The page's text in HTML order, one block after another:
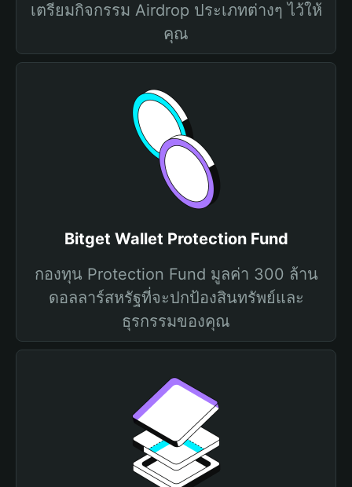
เตรียมกิจกรรม Airdrop ประเภทต่างๆ ไว้ให้
คุณ
Bitget Wallet Protection Fund
กองทุน Protection Fund มูลค่า 300 ล้าน
ดอลลาร์สหรัฐที่จะปกป้องสินทรัพย์และ
ธุรกรรมของคุณ